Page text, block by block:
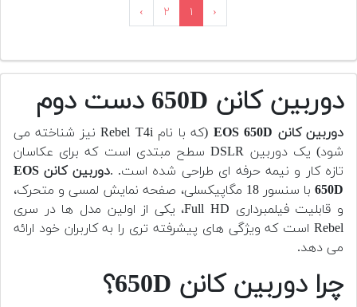
‹ ۱ ۲ ›
دوربین کانن 650D دست دوم
دوربین کانن EOS 650D
(که با نام Rebel T4i نیز شناخته می
شود) یک دوربین DSLR سطح مبتدی است که برای عکاسان
تازه کار و نیمه حرفه ای طراحی شده است. .
دوربین کانن EOS
650D
با سنسور 18 مگاپیکسلی، صفحه نمایش لمسی و متحرک،
و قابلیت فیلمبرداری Full HD، یکی از اولین مدل ها در سری
Rebel است که ویژگی های پیشرفته تری را به کاربران خود ارائه
می دهد.
چرا دوربین کانن 650D؟